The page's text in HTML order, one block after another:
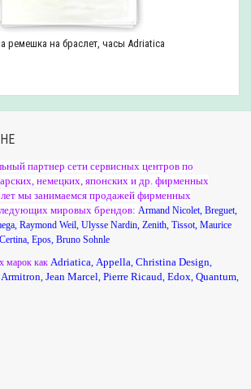
ремешка на браслет, часы Adriatica
партнер сети сервисных центров по
немецких, японских и др. фирменных
мы занимаемся продажей фирменных
мировых брендов: Armand Nicolet Breguet
Raymond Weil Ulysse Nardin Zenith Tissot Maurice
Certina Epos Bruno Sohnle
марок как Adriatica Appella Christina Design
Armitron Jean Marcel Pierre Ricaud Edox Quantum